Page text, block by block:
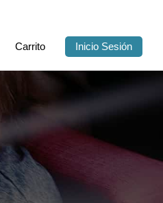
Carrito Inicio Sesión